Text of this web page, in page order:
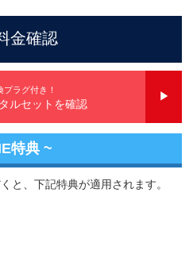
金確認
ラグ付き！
ルセットを確認
特典 ~
と、下記特典が適用されます。